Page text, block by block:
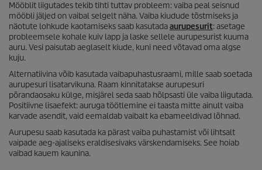
Mööblit liigutades tekib tihti tuttav probleem: vaiba peal seisnud
mööbli jäljed on vaibal selgelt näha. Vaiba kiudude tõstmiseks ja
näotute lohkude kaotamiseks saab kasutadaaurupesurit: asetage
probleemsele kohale kuiv lapp ja laske sellele aurupesurist kuuma
auru. Vesi paisutab aeglaselt kiude, kuni need võtavad oma algse
kuju.
Alternatiivina võib kasutada vaibapuhastusraami, mille saab soetada
aurupesuri lisatarvikuna. Raam kinnitatakse aurupesuri
põrandaosaku külge, misjärel seda saab hõlpsasti üle vaiba liigutada.
Positiivne lisaefekt: auruga töötlemine ei taasta mitte ainult vaiba
karvade asendit, vaid eemaldab vaibalt ka ebameeldivad lõhnad.
Aurupesu saab kasutada ka pärast vaiba puhastamist või lihtsalt
vaipade aeg-ajaliseks eraldisesivaks värskendamiseks. See hoiab
vaibad kauem kaunina.